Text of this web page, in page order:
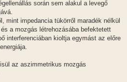
során sem alakul a levegő
mint impedancia tükörről maradék nélkül
a mozgás létrehozásába befektetett
interferenciában kioltja egymást az előre
az aszimmetrikus mozgás